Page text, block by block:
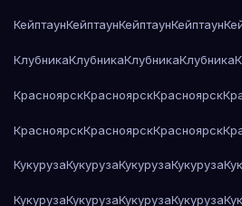
КейптаунКейптаунКейптаунКейптаун
КлубникаКлубникаКлубникаКлубника
КрасноярскКрасноярскКрасноярск
КрасноярскКрасноярскКрасноярск
КукурузаКукурузаКукурузаКукуруза
КукурузаКукурузаКукурузаКукуруза